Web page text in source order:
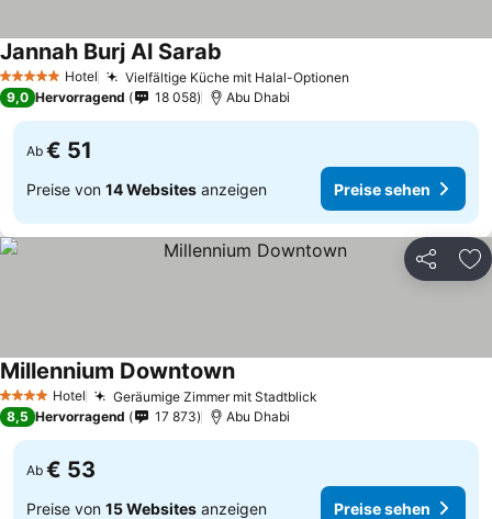
5 Sterne Hotel Vielfältige Küche mit Halal-Optionen
Jannah Burj Al Sarab
9,0 Hervorragend 18 058 Abu Dhabi
Ab € 51
Preise von 14 Websites anzeigen Preise sehen
Teilen
4 Sterne Hotel Geräumige Zimmer mit Stadtblick
Millennium Downtown
8,5 Hervorragend 17 873 Abu Dhabi
Ab € 53
Preise von 15 Websites anzeigen Preise sehen